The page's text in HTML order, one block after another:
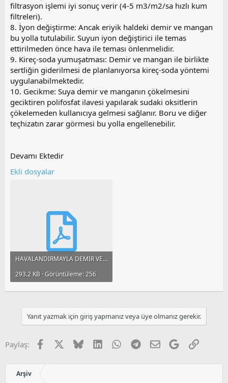
filtrasyon işlemi iyi sonuç verir (4-5 m3/m2/sa hızlı kum
filtreleri).
8. İyon değiştirme: Ancak eriyik haldeki demir ve mangan
bu yolla tutulabilir. Suyun iyon değiştirici ile temas
ettirilmeden önce hava ile teması önlenmelidir.
9. Kireç-soda yumuşatması: Demir ve mangan ile birlikte
sertliğin giderilmesi de planlanıyorsa kireç-soda yöntemi
uygulanabilmektedir.
10. Gecikme: Suya demir ve manganın çökelmesini
geciktiren polifosfat ilavesi yapılarak sudaki oksitlerin
çökelemeden kullanıcıya gelmesi sağlanır. Boru ve diğer
teçhizatın zarar görmesi bu yolla engellenebilir.
Devamı Ektedir
Ekli dosyalar
HAVALANDIRMAYLA DEMIR VE MANGAN GIDERIMI.pdf
293.2 KB · Görüntüleme: 256
Yanıt yazmak için giriş yapmanız veya üye olmanız gerekir.
Paylaş: Facebook BlueskyLinkedInWhatsApp
Telegram
E-postaGoogleLink
Arşiv